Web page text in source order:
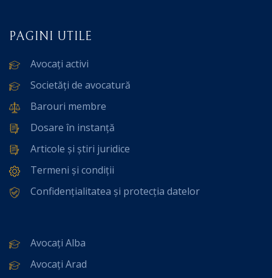
PAGINI UTILE
Avocați activi
Societăți de avocatură
Barouri membre
Dosare în instanță
Articole și știri juridice
Termeni și condiții
Confidențialitatea și protecția datelor
Avocați Alba
Avocați Arad